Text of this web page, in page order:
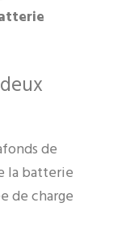
de
la batterie
de charge